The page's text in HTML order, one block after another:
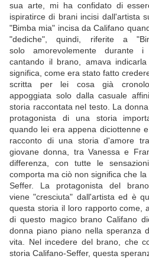
sua arte, mi ha confidato di
ispiratirce di brani incisi dall'artista
"Bimba mia" incisa da Califano
"dediche", quindi, riferite a
solo amorevolemente durante i
cantando il brano, amava
significa, come era stato fatto
scritta per lei cosa già
appoggiata solo dalla casuale
storia raccontata nel testo. La
protagonista di una storia
quando lei era appena diciottenne
racconto di una storia d'amore
giovane donna, tra Vanessa e
differenza, con tutte le
comporta ma ciò non significa che
Seffer. La protagonista del
viene "cresciuta" dall'artista ed è
questa storia il loro rapporto come,
di questo magico brano Califano
donna piano piano nella speranza
vita. Nel incedere del brano, che
storia Califano-Seffer, questa